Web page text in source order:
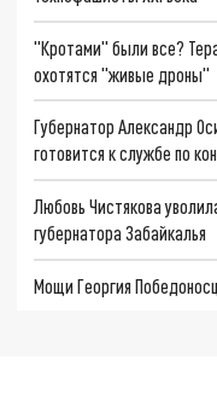
"Кротами" были все?
охотятся "живые дроны"
Губернатор Александр
готовится к службе по
Любовь Чистякова
губернатора Забайкалья
Мощи Георгия